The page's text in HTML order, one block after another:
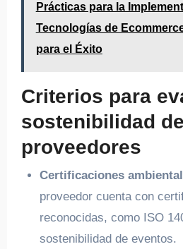
Prácticas para la
Tecnologías de
para el Éxito
Criterios para
sostenibilidad
proveedores
Certificaciones
proveedor cuenta con
reconocidas, como ISO
sostenibilidad de eventos.